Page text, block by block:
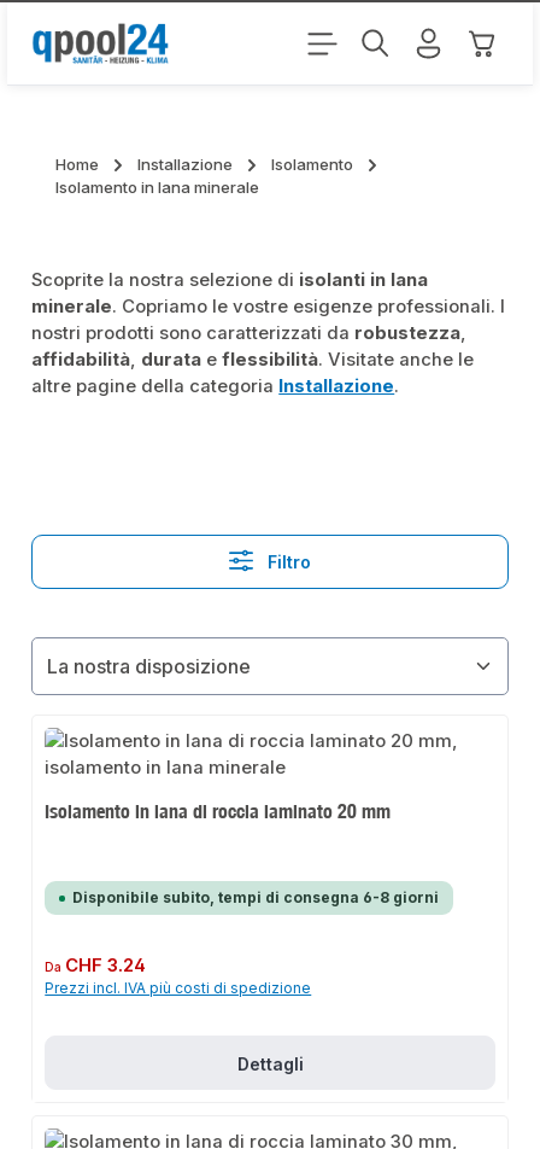
Passa al contenuto principale Il
Home Installazione
Isolamento
Isolamento in lana minerale
Scoprite la nostra selezione di isolanti in lana
minerale. Copriamo le vostre esigenze professionali. I
nostri prodotti sono caratterizzati da robustezza,
affidabilità, durata eflessibilità. Visitate anche le
altre pagine della categoria Installazione.
Filtro
Isolamento in lana di roccia laminato 20 mm
Disponibile subito, tempi di consegna 6-8 giorni
Prezzo normale:
Da CHF 3.24
Prezzi incl. IVA più costi di spedizione
Dettagli